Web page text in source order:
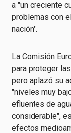
a "un creciente
problemas con
nación".
La Comisión
para proteger
pero aplazó su
"niveles muy
efluentes de
considerable",
efectos